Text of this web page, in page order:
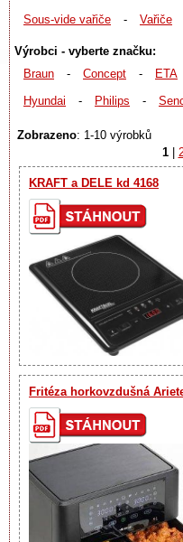
Sous-vide vařiče
- Vařiče
Výrobci - vyberte značku:
Braun
- Concept - ETA
Hyundai
- Philips -
Zobrazeno: 1-10 výrobků
1 |
KRAFT a DELE kd 4168
Fritéza horkovzdušná